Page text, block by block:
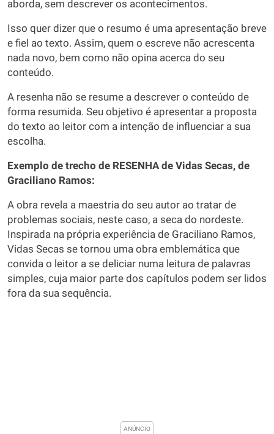
aborda, sem descrever os acontecimentos.
Isso quer dizer que o resumo é uma apresentação breve
e fiel ao texto. Assim, quem o escreve não acrescenta
nada novo, bem como não opina acerca do seu
conteúdo.
A resenha não se resume a descrever o conteúdo de
forma resumida. Seu objetivo é apresentar a proposta
do texto ao leitor com a intenção de influenciar a sua
escolha.
Exemplo de trecho de RESENHA de Vidas Secas, de
Graciliano Ramos:
A obra revela a maestria do seu autor ao tratar de
problemas sociais, neste caso, a seca do nordeste.
Inspirada na própria experiência de Graciliano Ramos,
Vidas Secas se tornou uma obra emblemática que
convida o leitor a se deliciar numa leitura de palavras
simples, cuja maior parte dos capítulos podem ser lidos
fora da sua sequência.